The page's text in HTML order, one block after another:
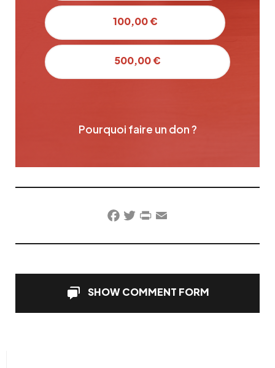
100,00 €
500,00 €
Pourquoi faire un don ?
Facebook
TwitterPrintFriendly
Email
SHOW COMMENT FORM